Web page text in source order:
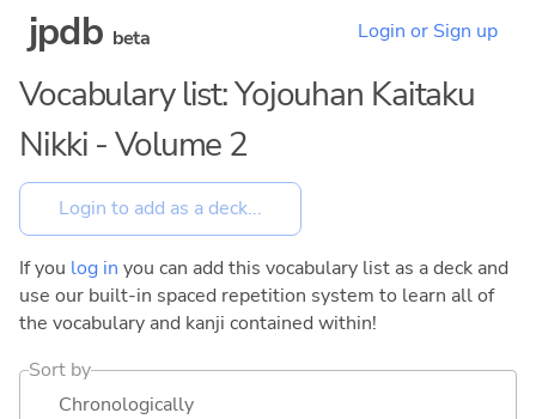
jpdb beta Login or Sign up
Vocabulary list: Yojouhan Kaitaku
Nikki - Volume 2
If you log in you can add this vocabulary list as a deck and
use our built-in spaced repetition system to learn all of
the vocabulary and kanji contained within!
Sort by
Chronologically